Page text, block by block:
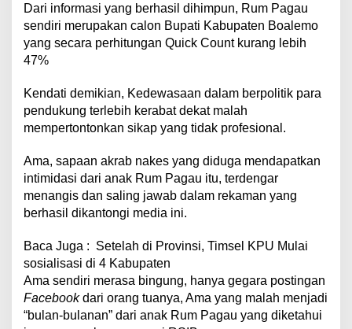
Dari informasi yang berhasil dihimpun, Rum Pagau
sendiri merupakan calon Bupati Kabupaten Boalemo
yang secara perhitungan Quick Count kurang lebih
47%
Kendati demikian, Kedewasaan dalam berpolitik para
pendukung terlebih kerabat dekat malah
mempertontonkan sikap yang tidak profesional.
Ama, sapaan akrab nakes yang diduga mendapatkan
intimidasi dari anak Rum Pagau itu, terdengar
menangis dan saling jawab dalam rekaman yang
berhasil dikantongi media ini.
Baca Juga : Setelah di Provinsi, Timsel KPU Mulai
sosialisasi di 4 Kabupaten
Ama sendiri merasa bingung, hanya gegara postingan
Facebookdari orang tuanya, Ama yang malah menjadi
“bulan-bulanan” dari anak Rum Pagau yang diketahui